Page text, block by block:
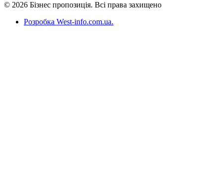
© 2026 Бізнес пропозиція. Всі права захищено
Розробка West-info.com.ua.